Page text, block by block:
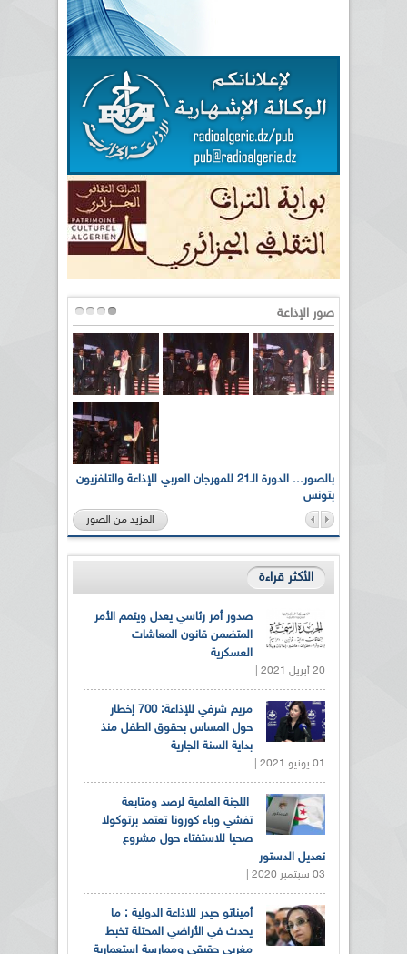
صور الإذاعة
بالصور... الدورة الـ21 للمهرجان العربي للإذاعة والتلفزيون
بتونس
المزيد من الصور
الأكثر قراءة
صدور أمر رئاسي يعدل ويتمم الأمر
المتضمن قانون المعاشات
العسكرية
20 أبريل 2021 |
مريم شرفي للإذاعة: 700 إخطار
حول المساس بحقوق الطفل منذ
بداية السنة الجارية
01 يونيو 2021 |
اللجنة العلمية لرصد ومتابعة
تفشي وباء كورونا تعتمد برتوكولا
صحيا للاستفتاء حول مشروع
تعديل الدستور
03 سبتمبر 2020 |
أميناتو حيدر للاذاعة الدولية : ما
يحدث في الأراضي المحتلة تخبط
مغربي حقيقي وممارسة استعمارية